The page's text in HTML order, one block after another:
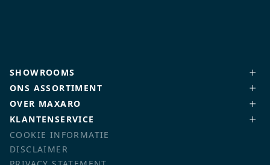
SHOWROOMS
ONS ASSORTIMENT
OVER MAXARO
KLANTENSERVICE
COOKIE INFORMATIE
DISCLAIMER